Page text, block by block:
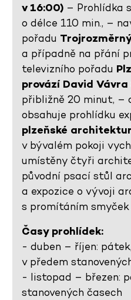
v 16:00) – Prohlídka
o délce 110 min., –
pořadu
a případně na přání
televizního pořadu
provází David Vávra
přibližně 20 minut, –
obsahuje prohlídku
plzeňské
v bývalém pokoji
umístěny čtyři
původní psací stůl
a expozice o vývoji
s promítáním
Časy prohlídek:
- duben – říjen:
v předem
- listopad – březen:
stanovených časech